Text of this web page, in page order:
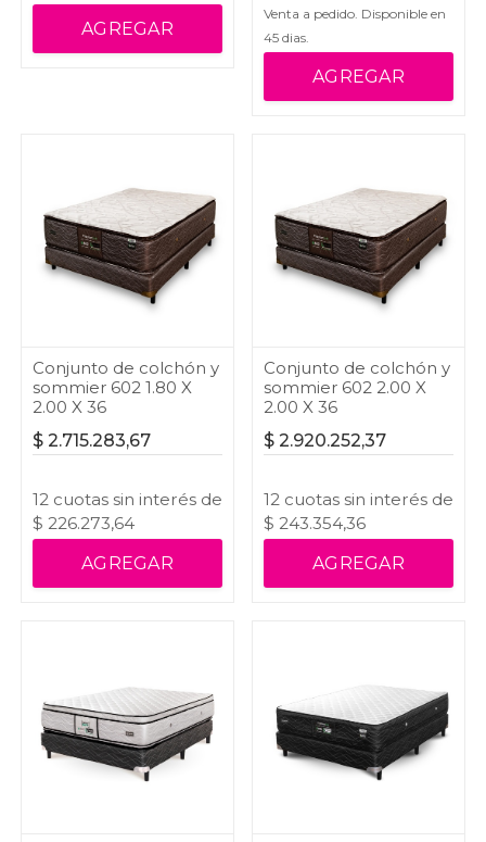
AGREGAR
Venta a pedido. Disponible en
45 dias.
AGREGAR
Conjunto de colchón y
sommier 602 1.80 X
2.00 X 36
$ 2.715.283,67
12 cuotas sin interés de
$ 226.273,64
AGREGAR
Conjunto de colchón y
sommier 602 2.00 X
2.00 X 36
$ 2.920.252,37
12 cuotas sin interés de
$ 243.354,36
AGREGAR